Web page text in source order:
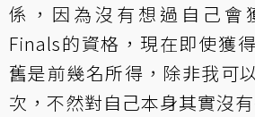
係，因為沒有想過自己會
Finals的資格，現在即使獲
舊是前幾名所得，除非我可
次，不然對自己本身其實沒有